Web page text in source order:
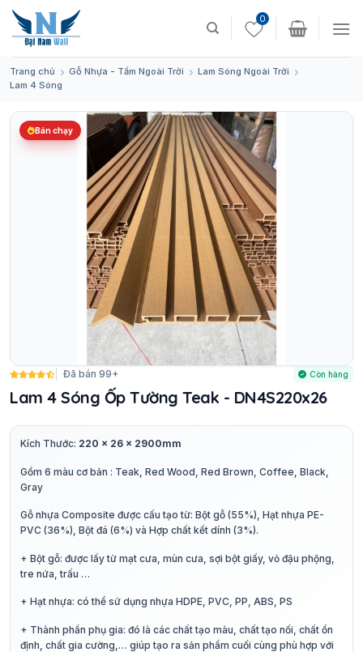
Skip
content
0
Trang chủ Gỗ Nhựa - Tấm Ngoài Trời
Lam Sóng Ngoài Trời
Lam 4 Sóng
Bán chạy
Đã bán 99+ Còn hàng
Lam 4 Sóng Ốp Tường Teak - DN4S220x26
Kích Thước: 220 x 26 x 2900mm
Gồm 6 màu cơ bản : Teak, Red Wood, Red Brown, Coffee, Black,
Gray
Gỗ nhựa Composite được cấu tạo từ: Bột gỗ (55%), Hạt nhựa PE-
PVC (36%), Bột đá (6%) và Hợp chất kết dính (3%).
+ Bột gỗ: được lấy từ mạt cưa, mùn cưa, sợi bột giấy, vỏ đậu phộng,
tre nứa, trấu …
+ Hạt nhựa: có thể sử dụng nhựa HDPE, PVC, PP, ABS, PS
+ Thành phần phụ gia: đó là các chất tạo màu, chất tạo nối, chất ổn
định, chất gia cường,… giúp tạo ra sản phẩm cuối cùng phù hợp với